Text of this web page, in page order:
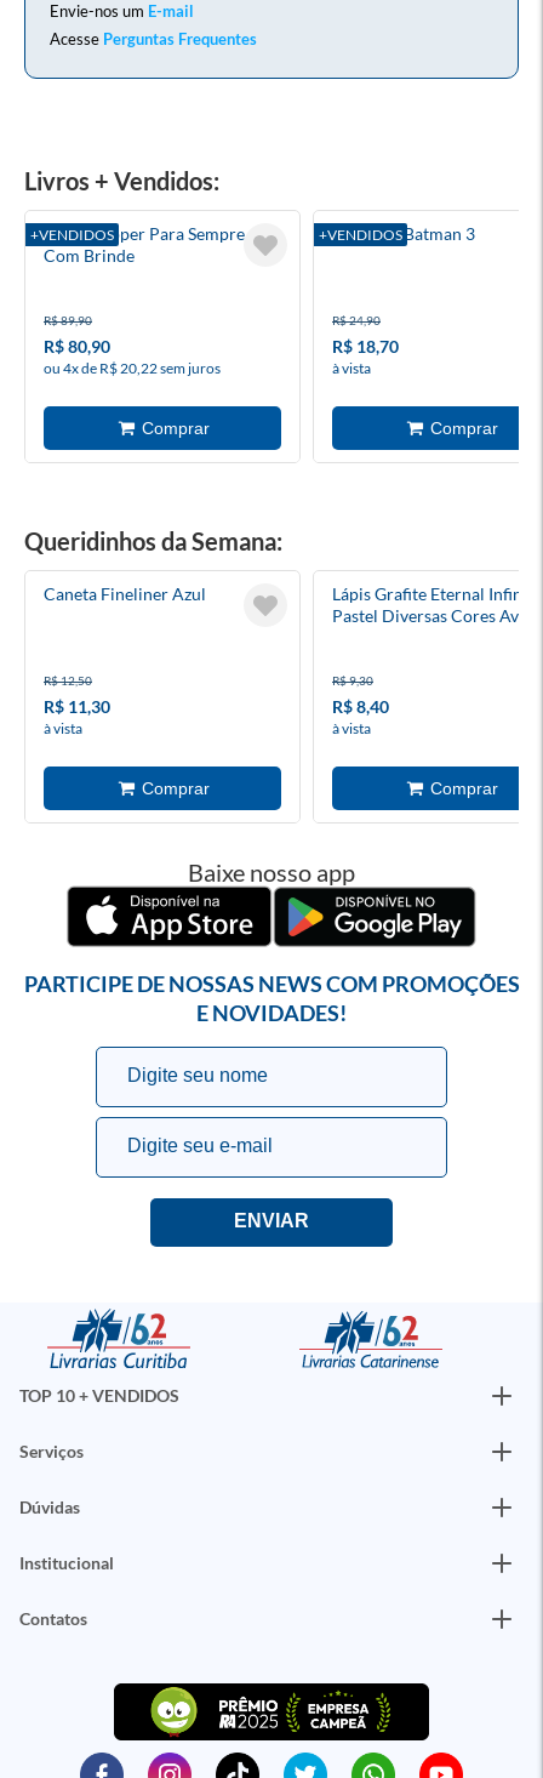
Envie-nos um E-mail
Acesse Perguntas Frequentes
Livros + Vendidos:
+VENDIDOS
Heartstopper Para Sempre 6 -
Com Brinde
R$ 89,90
R$ 80,90
ou 4x de R$ 20,22 sem juros
+VENDIDOS
Absolute Batman 3
R$ 24,90
R$ 18,70
à vista
Queridinhos da Semana:
Caneta Fineliner Azul
R$ 12,50
R$ 11,30
à vista
Lápis Grafite Eternal Infinito
Pastel Diversas Cores
R$ 9,30
R$ 8,40
à vista
Baixe nosso app
PARTICIPE DE NOSSAS NEWS COM PROMOÇÕES
E NOVIDADES!
TOP 10 + VENDIDOS
Serviços
Dúvidas
Institucional
Contatos